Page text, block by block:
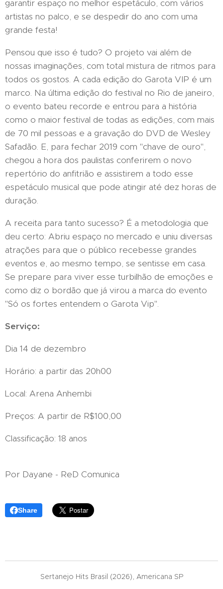
garantir espaço no melhor espetáculo, com vários
artistas no palco, e se despedir do ano com uma
grande festa!
Pensou que isso é tudo? O projeto vai além de
nossas imaginações, com total mistura de ritmos para
todos os gostos. A cada edição do Garota VIP é um
marco. Na última edição do festival no Rio de janeiro,
o evento bateu recorde e entrou para a história
como o maior festival de todas as edições, com mais
de 70 mil pessoas e a gravação do DVD de Wesley
Safadão. E, para fechar 2019 com "chave de ouro",
chegou a hora dos paulistas conferirem o novo
repertório do anfitrião e assistirem a todo esse
espetáculo musical que pode atingir até dez horas de
duração.
A receita para tanto sucesso? É a metodologia que
deu certo: Abriu espaço no mercado e uniu diversas
atrações para que o público recebesse grandes
eventos e, ao mesmo tempo, se sentisse em casa.
Se prepare para viver esse turbilhão de emoções e
como diz o bordão que já virou a marca do evento
"Só os fortes entendem o Garota Vip".
Serviço:
Dia 14 de dezembro
Horário: a partir das 20h00
Local: Arena Anhembi
Preços: A partir de R$100,00
Classificação: 18 anos
Por Dayane - ReD Comunica
Share
Sertanejo Hits Brasil (2026), Americana SP